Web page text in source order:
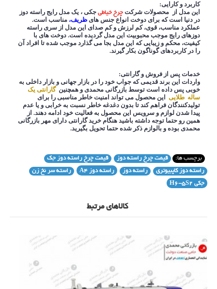
کاربرد و کارایی:
این مدل از
محصولات شرکت چرخ خیاطی جکی ، یک مدل رایج راسته دوز
در دنیا است که برای دوخت انواع جنس های ظریف، مناسب است.
عملکرد مناسب، قوی، کم لرزش و کم صدای این مدل از سری راسته
دوزهای رایج موجب محبوبیت این مدل گردیده است. دوخت های با
کیفیت، محکم و زیبایی که این مدل بجا می گذارد موجب شده تا افراد آن
را در کاربردهای گوناگون بکار گیرند.
خدمات پس از فروش و گارانتی:
واردات این برند قدیمی که جواب خود را در بازار جهانی و بازار داخلی به
خوبی پس داده است توسط بازرگانی محمدی و همچنین گارانتی یک
ساله طلایی
این محصول می تواند امنیت خاطر مناسبی را برای
تولیدکنندگان فراهم کند تا بدون دغدغه خاطر نسبت به خرابی و یا عدم
پیدا شدن لوازم و سرویس این محصول به فعالیت خود ادامه دهند. از
همین رو حتما توجه داشته باشید هنگام خرید گارانتی دارای مهر بازرگانی
محمدی بوده و بالوازم ذکر شده حتما تحویل بگیرید.
برچسب ها: قیمت چرخ راسته دوز قیمت چرخ راسته دوز جک
راسته دوز کاپبیوتری
راسته دوز راسته دوز A4 راسته سر نخ زن
جکی H6-5S2
کالاهای مرتبط